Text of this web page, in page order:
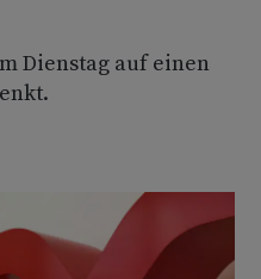
Dienstag auf einen